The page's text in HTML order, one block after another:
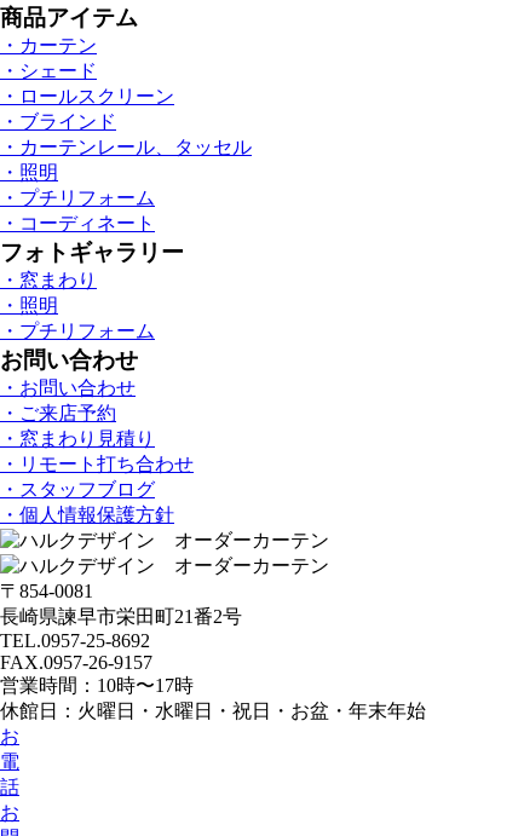
商品アイテム
・カーテン
・シェード
・ロールスクリーン
・ブラインド
・カーテンレール、タッセル
・照明
・プチリフォーム
・コーディネート
フォトギャラリー
・窓まわり
・照明
・プチリフォーム
お問い合わせ
・お問い合わせ
・ご来店予約
・窓まわり見積り
・リモート打ち合わせ
・スタッフブログ
・個人情報保護方針
〒854-0081
長崎県諫早市栄田町21番2号
TEL.0957-25-8692
FAX.0957-26-9157
営業時間：10時〜17時
休館日：火曜日・水曜日・祝日・お盆・年末年始
お
電
話
お